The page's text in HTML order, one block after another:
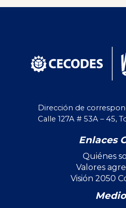
Dirección de
Calle 127A # 53A – 45,
Enlaces
Quiénes
Valores
Visión 2050